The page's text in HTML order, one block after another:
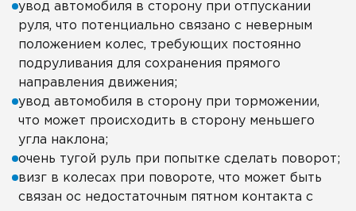
увод автомобиля в сторону при отпускании
руля, что потенциально связано с неверным
положением колес, требующих постоянно
подруливания для сохранения прямого
направления движения;
увод автомобиля в сторону при торможении,
что может происходить в сторону меньшего
угла наклона;
очень тугой руль при попытке сделать поворот;
визг в колесах при повороте, что может быть
связан ос недостаточным пятном контакта с